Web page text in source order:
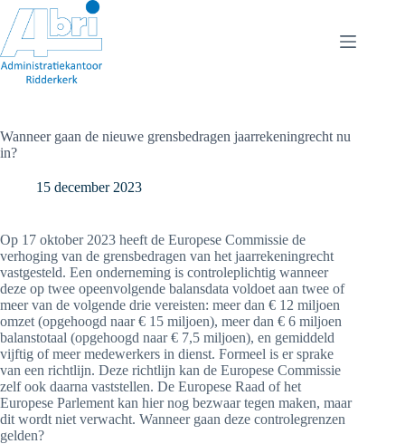
naar
de
inhoud
Wanneer gaan de nieuwe grensbedragen jaarrekeningrecht nu
in?
15 december 2023
Op 17 oktober 2023 heeft de Europese Commissie de
verhoging van de grensbedragen van het jaarrekeningrecht
vastgesteld. Een onderneming is controleplichtig wanneer
deze op twee opeenvolgende balansdata voldoet aan twee of
meer van de volgende drie vereisten: meer dan € 12 miljoen
omzet (opgehoogd naar € 15 miljoen), meer dan € 6 miljoen
balanstotaal (opgehoogd naar € 7,5 miljoen), en gemiddeld
vijftig of meer medewerkers in dienst. Formeel is er sprake
van een richtlijn. Deze richtlijn kan de Europese Commissie
zelf ook daarna vaststellen. De Europese Raad of het
Europese Parlement kan hier nog bezwaar tegen maken, maar
dit wordt niet verwacht. Wanneer gaan deze controlegrenzen
gelden?